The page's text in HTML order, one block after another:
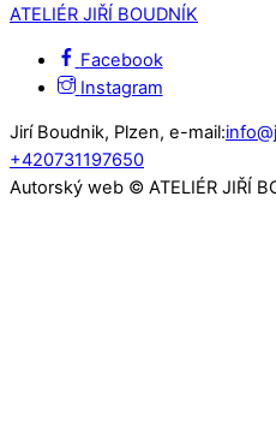
ATELIÉR JIŘÍ BOUDNÍK
Facebook
Instagram
Jirí Boudnik, Plzen, e-mail:
+420731197650
Autorský web © ATELIÉR JIŘÍ